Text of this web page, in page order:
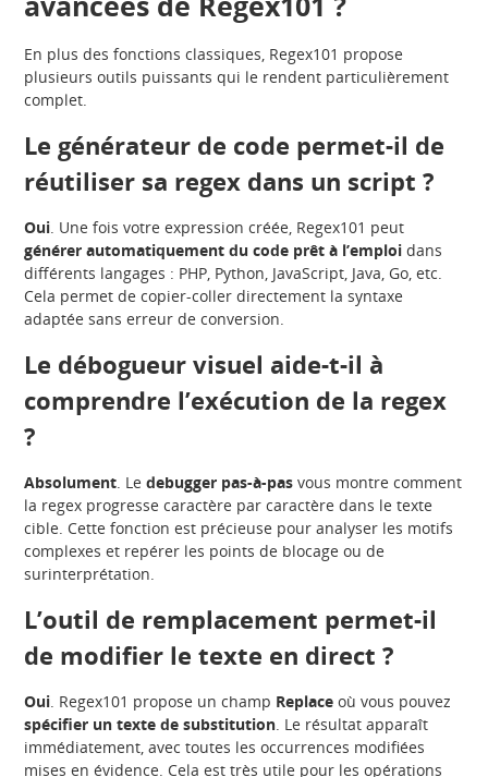
En plus des fonctions classiques, Regex101 propose
plusieurs outils puissants qui le rendent particulièrement
complet.
Le générateur de code permet-il de
réutiliser sa regex dans un script ?
Oui. Une fois votre expression créée, Regex101 peut
générer automatiquement du code prêt à l’emploi dans
différents langages : PHP, Python, JavaScript, Java, Go, etc.
Cela permet de copier-coller directement la syntaxe
adaptée sans erreur de conversion.
Le débogueur visuel aide-t-il à
comprendre l’exécution de la regex
?
Absolument. Ledebugger pas-à-pas vous montre comment
la regex progresse caractère par caractère dans le texte
cible. Cette fonction est précieuse pour analyser les motifs
complexes et repérer les points de blocage ou de
surinterprétation.
L’outil de remplacement permet-il
de modifier le texte en direct ?
Oui. Regex101 propose un champ Replace où vous pouvez
spécifier un texte de substitution. Le résultat apparaît
immédiatement, avec toutes les occurrences modifiées
mises en évidence. Cela est très utile pour les opérations